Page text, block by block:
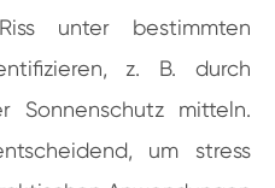
unter bestimmten
z. B. durch
Sonnenschutz mitteln.
um stress